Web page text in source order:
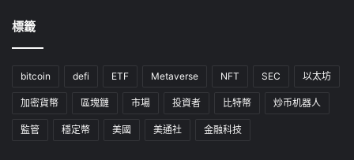
標籤
bitcoin defi ETF Metaverse NFT SEC 以太坊
加密貨幣 區塊鏈 市場 投資者 比特幣 炒币机器人
監管 穩定幣 美國 美通社 金融科技